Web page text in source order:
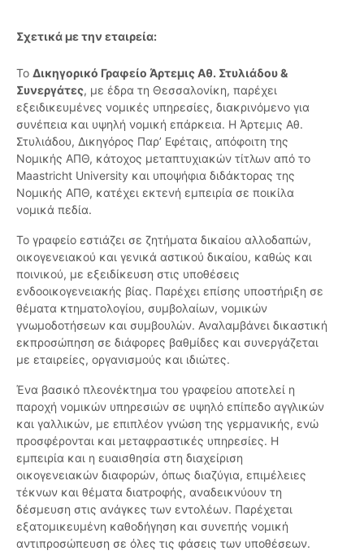
Σχετικά με την εταιρεία:
Το Δικηγορικό Γραφείο Άρτεμις Αθ. Στυλιάδου &
Συνεργάτες, με έδρα τη Θεσσαλονίκη, παρέχει
εξειδικευμένες νομικές υπηρεσίες, διακρινόμενο για
συνέπεια και υψηλή νομική επάρκεια. Η Άρτεμις Αθ.
Στυλιάδου, Δικηγόρος Παρ’ Εφέταις, απόφοιτη της
Νομικής ΑΠΘ, κάτοχος μεταπτυχιακών τίτλων από το
Maastricht University και υποψήφια διδάκτορας της
Νομικής ΑΠΘ, κατέχει εκτενή εμπειρία σε ποικίλα
νομικά πεδία.
Το γραφείο εστιάζει σε ζητήματα δικαίου αλλοδαπών,
οικογενειακού και γενικά αστικού δικαίου, καθώς και
ποινικού, με εξειδίκευση στις υποθέσεις
ενδοοικογενειακής βίας. Παρέχει επίσης υποστήριξη σε
θέματα κτηματολογίου, συμβολαίων, νομικών
γνωμοδοτήσεων και συμβουλών. Αναλαμβάνει δικαστική
εκπροσώπηση σε διάφορες βαθμίδες και συνεργάζεται
με εταιρείες, οργανισμούς και ιδιώτες.
Ένα βασικό πλεονέκτημα του γραφείου αποτελεί η
παροχή νομικών υπηρεσιών σε υψηλό επίπεδο αγγλικών
και γαλλικών, με επιπλέον γνώση της γερμανικής, ενώ
προσφέρονται και μεταφραστικές υπηρεσίες. Η
εμπειρία και η ευαισθησία στη διαχείριση
οικογενειακών διαφορών, όπως διαζύγια, επιμέλειες
τέκνων και θέματα διατροφής, αναδεικνύουν τη
δέσμευση στις ανάγκες των εντολέων. Παρέχεται
εξατομικευμένη καθοδήγηση και συνεπής νομική
αντιπροσώπευση σε όλες τις φάσεις των υποθέσεων.